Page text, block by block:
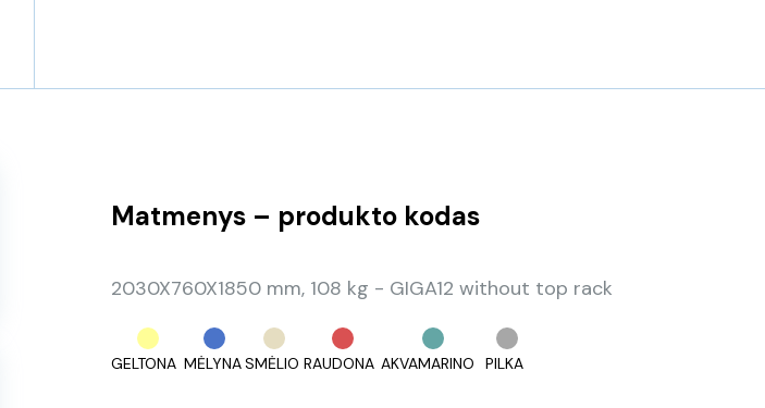
Matmenys – produkto kodas
2030X760X1850 mm, 108 kg - GIGA12 without top rack
GELTONA MĖLYNASMĖLIO RAUDONA AKVAMARINO PILKA